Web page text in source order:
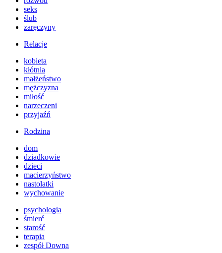
seks
ślub
zaręczyny
Relacje
kobieta
kłótnia
małżeństwo
mężczyzna
miłość
narzeczeni
przyjaźń
Rodzina
dom
dziadkowie
dzieci
macierzyństwo
nastolatki
wychowanie
psychologia
śmierć
starość
terapia
zespół Downa